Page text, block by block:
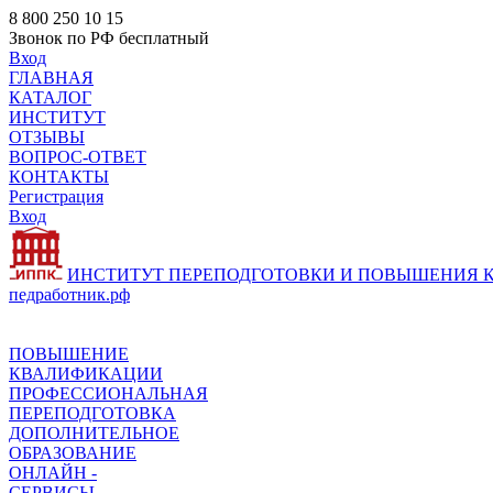
8 800 250 10 15
Звонок по РФ бесплатный
Вход
ГЛАВНАЯ
КАТАЛОГ
ИНСТИТУТ
ОТЗЫВЫ
ВОПРОС-ОТВЕТ
КОНТАКТЫ
Регистрация
Вход
ИНСТИТУТ ПЕРЕПОДГОТОВКИ И ПОВЫШЕНИЯ
педработник.рф
ПОВЫШЕНИЕ
КВАЛИФИКАЦИИ
ПРОФЕССИОНАЛЬНАЯ
ПЕРЕПОДГОТОВКА
ДОПОЛНИТЕЛЬНОЕ
ОБРАЗОВАНИЕ
ОНЛАЙН -